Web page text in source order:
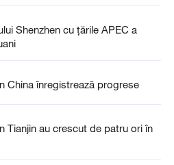
Shenzhen cu țările APEC a
China înregistrează progrese
Tianjin au crescut de patru ori în